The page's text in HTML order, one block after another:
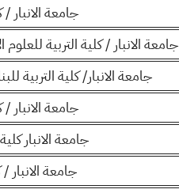
جامعة الانبار /
جامعة الانبار / كلية التربية
جامعة الانبار/ كلية التربية
جامعة الانبار /
جامعة الانبار
جامعة الانبار